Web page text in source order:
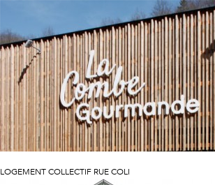
LOGEMENT COLLECTIF RUE COLI